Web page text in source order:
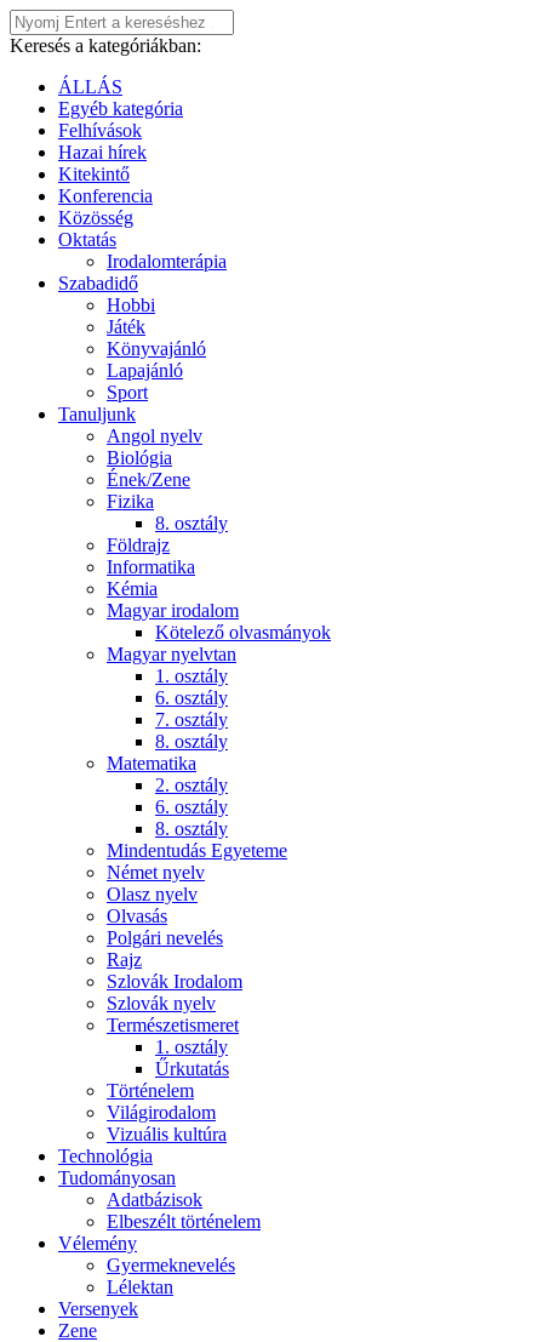
Keresés a kategóriákban:
ÁLLÁS
Egyéb kategória
Felhívások
Hazai hírek
Kitekintő
Konferencia
Közösség
Oktatás
Irodalomterápia
Szabadidő
Hobbi
Játék
Könyvajánló
Lapajánló
Sport
Tanuljunk
Angol nyelv
Biológia
Ének/Zene
Fizika
8. osztály
Földrajz
Informatika
Kémia
Magyar irodalom
Kötelező olvasmányok
Magyar nyelvtan
1. osztály
6. osztály
7. osztály
8. osztály
Matematika
2. osztály
6. osztály
8. osztály
Mindentudás Egyeteme
Német nyelv
Olasz nyelv
Olvasás
Polgári nevelés
Rajz
Szlovák Irodalom
Szlovák nyelv
Természetismeret
1. osztály
Űrkutatás
Történelem
Világirodalom
Vizuális kultúra
Technológia
Tudományosan
Adatbázisok
Elbeszélt történelem
Vélemény
Gyermeknevelés
Lélektan
Versenyek
Zene